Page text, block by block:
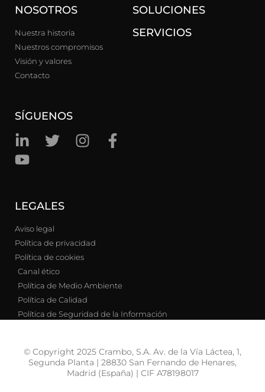
NOSOTROS
Nuestra historia
Nuestros compromisos
Visión y valores
Contacto
SÍGUENOS
SOLUCIONES
SERVICIOS
LEGALES
Aviso legal
Política de privacidad
Política de cookies
Canal ético
Política de Medio Ambiente
Política de Calidad
Política de Seguridad de la Información
© Copyright 2025 Crambo, S.A. Av. de la Vía Láctea, 1,
Segunda Planta | 28830 San Fernando de Henares,
Madrid (España) | CIF A78198017